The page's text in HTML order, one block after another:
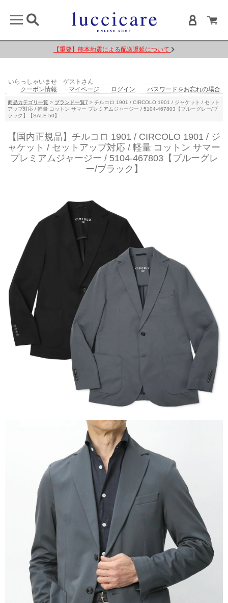
【重要】熊本地震による配送遅延について
いらっしゃいませ ゲストさん
クーポン情報
マイページ ログイン パスワードをお忘れの場合
商品カテゴリ一覧 > ブランド一覧7 > チルコロ 1901 / CIRCOLO 1901 / ジャケット / セット
アップ対応 / 軽量 コットン サマー プレミアムジャージー / 5104-467803【ブルーグレー/ブ
ラック】【SALE 50】
【国内正規品】チルコロ 1901 / CIRCOLO 1901 / ジ
ャケット / セットアップ対応 / 軽量 コットン サマー
プレミアムジャージー / 5104-467803【ブルーグレ
ー/ブラック】